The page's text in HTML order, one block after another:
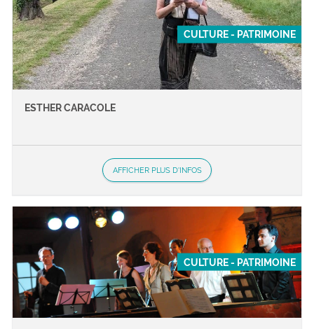
CULTURE - PATRIMOINE
ESTHER CARACOLE
AFFICHER PLUS D'INFOS
CULTURE - PATRIMOINE